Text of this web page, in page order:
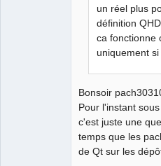
un réel plus
définition
ca fonctionne
uniquement si
Bonsoir
Pour l'instant
c'est juste une
temps que les
de Qt sur les